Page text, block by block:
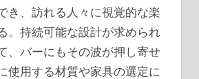
き、訪れる人々に視覚的な楽
。持続可能な設計が求められ
、バーにもその波が押し寄せ
使用する材質や家具の選定に